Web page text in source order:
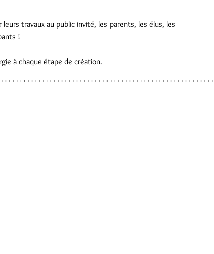
travaux au public invité, les parents, les élus, les
!
à chaque étape de création.